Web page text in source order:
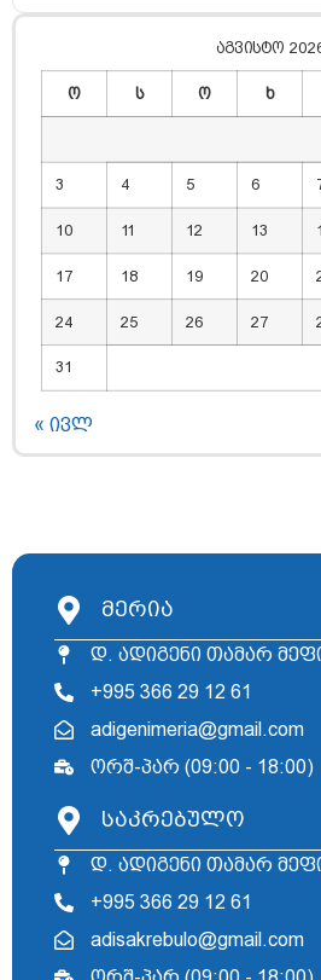
აგვისტო
ო ს ო ხ
3 4 5 6
10 11 12 13
17 18 19 20
24 25 26 27
31
« ივლ
მერია
დ. ადიგენი თამარ
+995 366 29 12 61
adigenimeria@gmail.com
ორშ-პარ (09:00 - 18:00)
საკრებულო
დ. ადიგენი თამარ
+995 366 29 12 61
adisakrebulo@gmail.com